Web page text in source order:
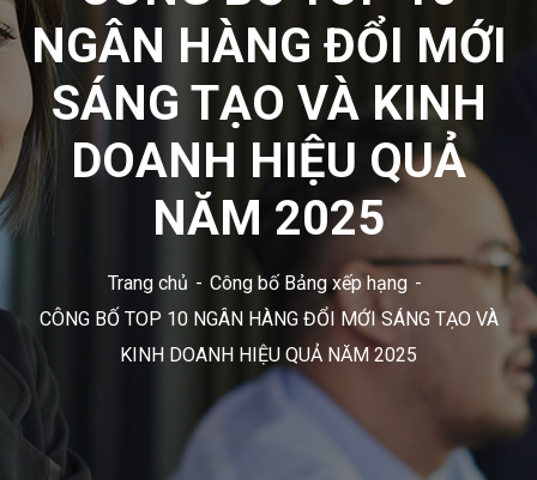
NGÂN HÀNG ĐỔI MỚI
SÁNG TẠO VÀ KINH
DOANH HIỆU QUẢ
NĂM 2025
Trang chủ
Công bố Bảng xếp hạng
CÔNG BỐ TOP 10 NGÂN HÀNG ĐỔI MỚI SÁNG TẠO VÀ
KINH DOANH HIỆU QUẢ NĂM 2025